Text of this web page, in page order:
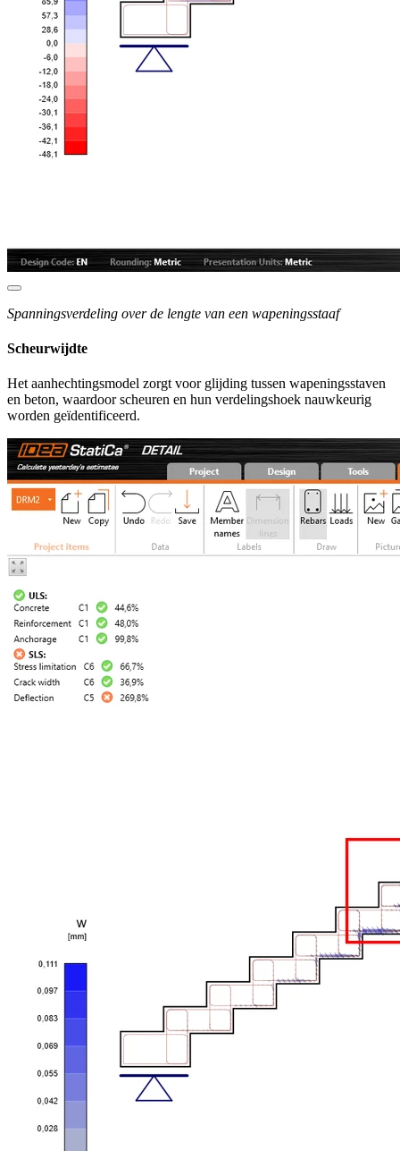
Spanningsverdeling over de lengte van een wapeningsstaaf
Scheurwijdte
Het aanhechtingsmodel zorgt voor glijding tussen wapeningsstaven
en beton, waardoor scheuren en hun verdelingshoek nauwkeurig
worden geïdentificeerd.